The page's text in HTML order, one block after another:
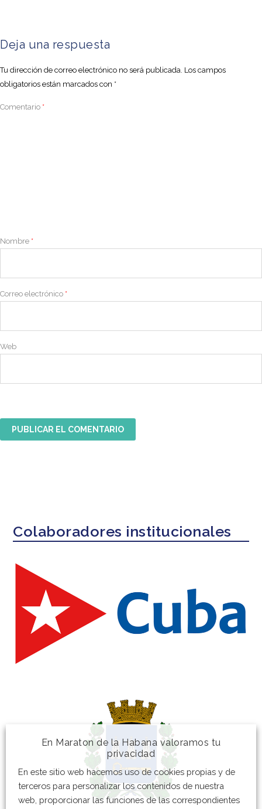
Deja una respuesta
Tu dirección de correo electrónico no será publicada. Los campos
obligatorios están marcados con *
Comentario *
Nombre *
Correo electrónico *
Web
Colaboradores institucionales
En Maraton de la Habana valoramos tu
privacidad
En este sitio web hacemos uso de cookies propias y de
terceros para personalizar los contenidos de nuestra
web, proporcionar las funciones de las correspondientes